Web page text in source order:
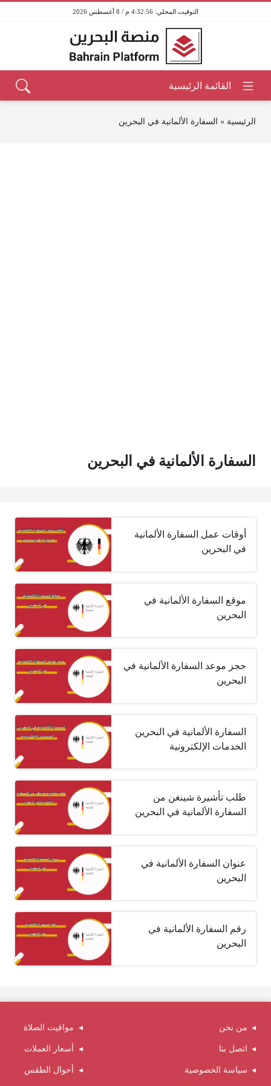
4:32:56 م / 8 أغسطس 2026
الرئيسية » السفارة الألمانية في البحرين
السفارة الألمانية في البحرين
أوقات عمل السفارة الألمانية
في البحرين
موقع السفارة الألمانية في
البحرين
حجز موعد السفارة الألمانية في
البحرين
السفارة الألمانية في البحرين
الخدمات الإلكترونية
طلب تأشيرة شينغن من
السفارة الألمانية في البحرين
عنوان السفارة الألمانية في
البحرين
رقم السفارة الألمانية في
البحرين
من نحن
اتصل بنا
سياسة الخصوصية
مواقيت الصلاة
أسعار العملات
أحوال الطقس